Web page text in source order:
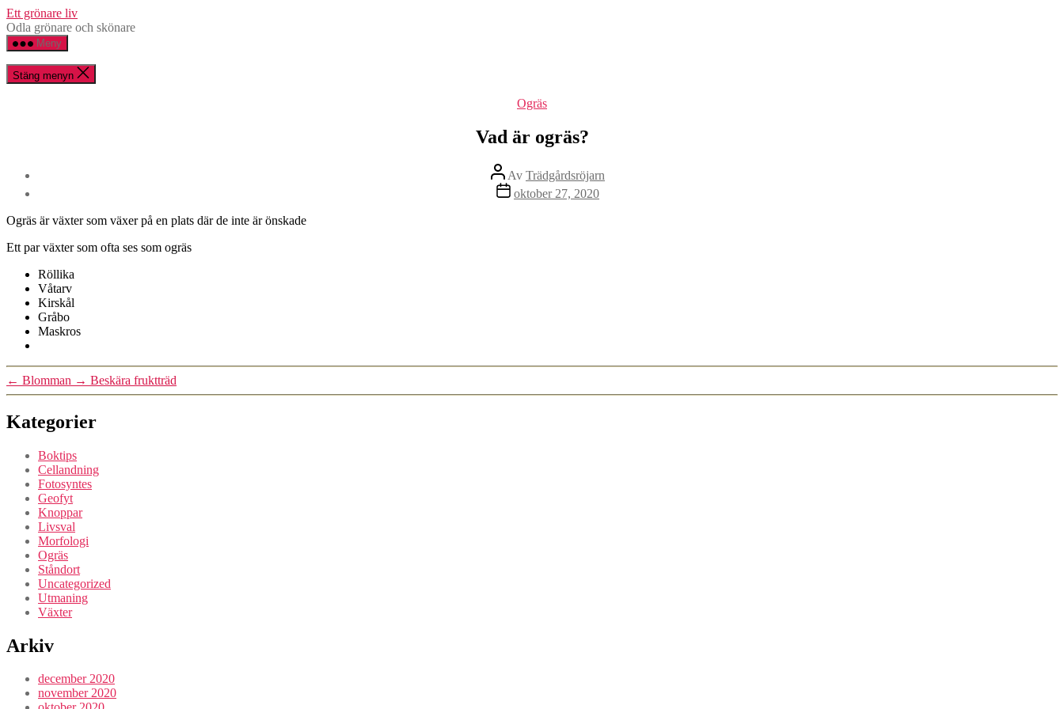
Hoppa
till
innehåll
Ett grönare liv
Odla grönare och skönare
Meny
Stäng menyn
Kategorier
Ogräs
Vad är ogräs?
Inläggsförfattare
Av Trädgårdsröjarn
Inläggsdatum
oktober 27, 2020
Ogräs är växter som växer på en plats där de inte är önskade
Ett par växter som ofta ses som ogräs
Röllika
Våtarv
Kirskål
Gråbo
Maskros
← Blomman → Beskära fruktträd
Kategorier
Boktips
Cellandning
Fotosyntes
Geofyt
Knoppar
Livsval
Morfologi
Ogräs
Ståndort
Uncategorized
Utmaning
Växter
Arkiv
december 2020
november 2020